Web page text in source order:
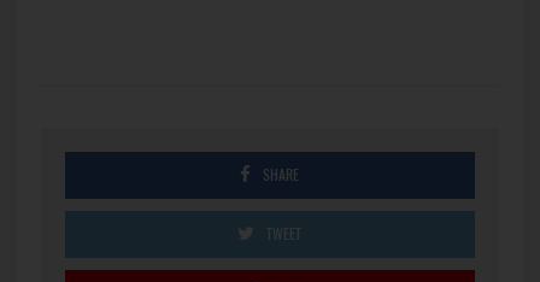
SHARE
TWEET